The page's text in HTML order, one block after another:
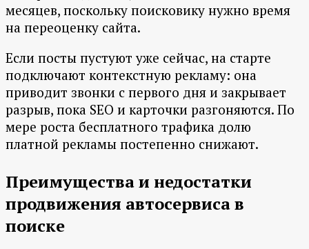
месяцев, поскольку поисковику нужно время
на переоценку сайта.
Если посты пустуют уже сейчас, на старте
подключают контекстную рекламу: она
приводит звонки с первого дня и закрывает
разрыв, пока SEO и карточки разгоняются. По
мере роста бесплатного трафика долю
платной рекламы постепенно снижают.
Преимущества и недостатки
продвижения автосервиса в
поиске